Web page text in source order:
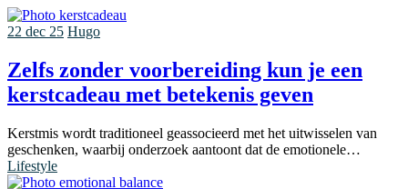
22 dec 25 Hugo
Zelfs zonder voorbereiding kun je een
kerstcadeau met betekenis geven
Kerstmis wordt traditioneel geassocieerd met het uitwisselen van
geschenken, waarbij onderzoek aantoont dat de emotionele…
Lifestyle